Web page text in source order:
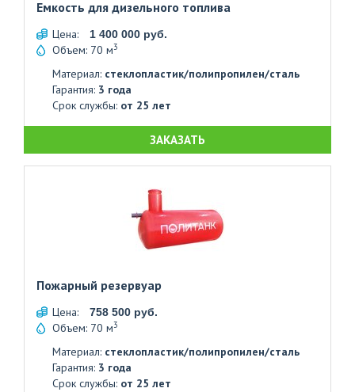
Емкость для дизельного топлива
Цена: 1 400 000 руб.
Объем: 70 м3
Материал: стеклопластик/полипропилен/сталь
Гарантия: 3 года
Срок службы: от 25 лет
ЗАКАЗАТЬ
Пожарный резервуар
Цена: 758 500 руб.
Объем: 70 м3
Материал: стеклопластик/полипропилен/сталь
Гарантия: 3 года
Срок службы: от 25 лет